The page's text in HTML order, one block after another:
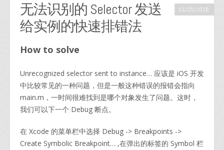
无法识别的 Selector 发送
给实例的快速排错法
01/25/2016
How to solve
Unrecognized selector sent to instance… 应该是 iOS 开发
中比较常见的一种问题，但是一般这种错误的报错会指向
main.m，一时间很难找到是哪个对象发生了问题。这时，
我们可以下一个 Debug 断点。
在 Xcode 的菜单栏中选择 Debug -> Breakpoints ->
Create Symbolic Breakpoint… ,在弹出的标签的 Symbol 栏